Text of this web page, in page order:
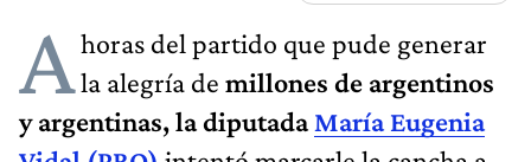
Ahoras del partido que pude generar
la alegría de millones de argentinos
y argentinas, la diputadaMaría Eugenia